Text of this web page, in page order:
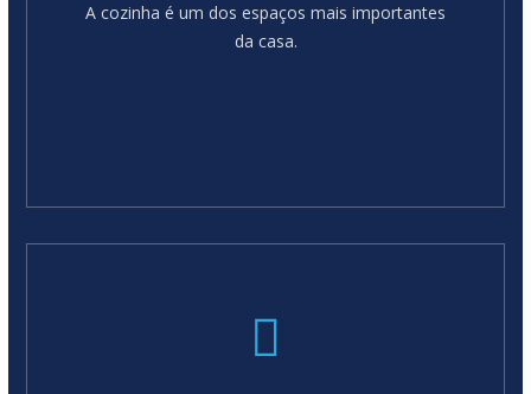
A cozinha é um dos espaços mais importantes
da casa.